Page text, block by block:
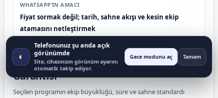
WHATSAPP’IN AMACI
Fiyat sormak değil; tarih, sahne akışı ve kesin ekip
atamasını netleştirmek
🛡️ Ekip ve Performans Standardı
Garantisi
Seçilen programın ekip büyüklüğü, süre ve sahne standardı
◐
Telefonunuz şu anda açık
görünümde
Site, cihazınızın görünüm ayarını
otomatik takip ediyor.
Gece modunu aç Tamam